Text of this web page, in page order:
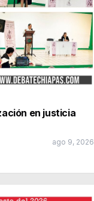
en justicia
ago 9, 2026